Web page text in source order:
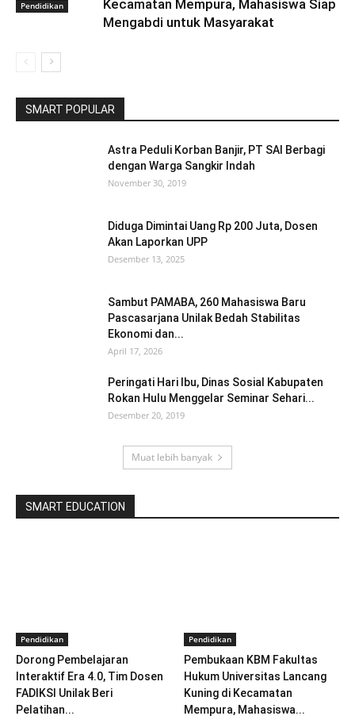
Pendidikan
Kecamatan Mempura, Mahasiswa Siap
Mengabdi untuk Masyarakat
SMART POPULAR
Astra Peduli Korban Banjir, PT SAI Berbagi
dengan Warga Sangkir Indah
November 30, 2019
Diduga Dimintai Uang Rp 200 Juta, Dosen
Akan Laporkan UPP
Desember 13, 2025
Sambut PAMABA, 260 Mahasiswa Baru
Pascasarjana Unilak Bedah Stabilitas
Ekonomi dan...
April 17, 2026
Peringati Hari Ibu, Dinas Sosial Kabupaten
Rokan Hulu Menggelar Seminar Sehari...
Desember 20, 2019
Muat lebih banyak
SMART EDUCATION
Pendidikan
Dorong Pembelajaran
Interaktif Era 4.0, Tim Dosen
FADIKSI Unilak Beri
Pelatihan...
Pendidikan
Pembukaan KBM Fakultas
Hukum Universitas Lancang
Kuning di Kecamatan
Mempura, Mahasiswa...